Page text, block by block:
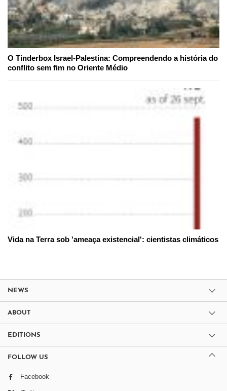
O Tinderbox Israel-Palestina: Compreendendo a história do
conflito sem fim no Oriente Médio
Vida na Terra sob 'ameaça existencial': cientistas climáticos
NEWS
ABOUT
EDITIONS
FOLLOW US
Facebook